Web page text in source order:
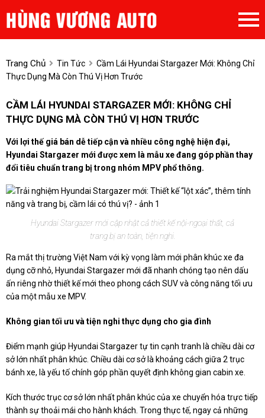
Trang Chủ Tin Tức
Cầm Lái Hyundai Stargazer Mới: Không Chỉ
Thực Dụng Mà Còn Thú Vị Hơn Trước
CẦM LÁI HYUNDAI STARGAZER MỚI: KHÔNG CHỈ
THỰC DỤNG MÀ CÒN THÚ VỊ HƠN TRƯỚC
Với lợi thế giá bán dễ tiếp cận và nhiều công nghệ hiện đại,
Hyundai Stargazer mới được xem là mẫu xe đang góp phần thay
đổi tiêu chuẩn trang bị trong nhóm MPV phổ thông.
Hyundai Stargazer mới cập nhật cả thiết kế nội-ngoại thất, cả
trang bị an toàn, tiện nghi.
Ra mắt thị trường Việt Nam với kỳ vọng làm mới phân khúc xe đa
dụng cỡ nhỏ, Hyundai Stargazer mới đã nhanh chóng tạo nên dấu
ấn riêng nhờ thiết kế mới theo phong cách SUV và công năng tối ưu
của một mẫu xe MPV.
Không gian tối ưu và tiện nghi thực dụng cho gia đình
Điểm mạnh giúp Hyundai Stargazer tự tin cạnh tranh là chiều dài cơ
sở lớn nhất phân khúc. Chiều dài cơ sở là khoảng cách giữa 2 trục
bánh xe, là yếu tố chính góp phần quyết định không gian cabin xe.
Kích thước trục cơ sở lớn nhất phân khúc của xe chuyển hóa trực tiếp
thành sự thoải mái cho hành khách. Trong thực tế, ngay cả những